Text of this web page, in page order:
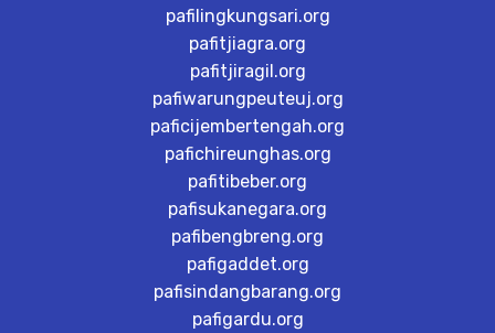
pafilingkungsari.org
pafitjiagra.org
pafitjiragil.org
pafiwarungpeuteuj.org
paficijembertengah.org
pafichireunghas.org
pafitibeber.org
pafisukanegara.org
pafibengbreng.org
pafigaddet.org
pafisindangbarang.org
pafigardu.org